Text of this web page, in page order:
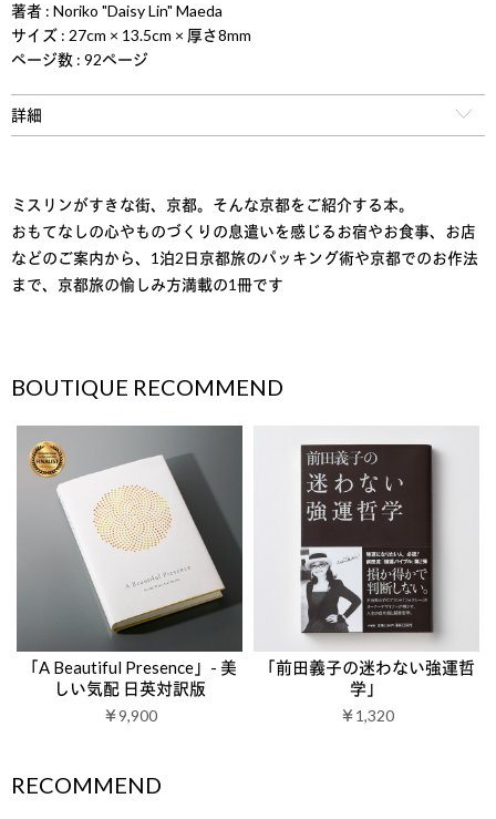
著者 : Noriko "Daisy Lin" Maeda
サイズ : 27cm × 13.5cm × 厚さ8mm
ページ数 : 92ページ
詳細
ミスリンがすきな街、京都。そんな京都をご紹介する本。
おもてなしの心やものづくりの息遣いを感じるお宿やお食事、お店
などのご案内から、1泊2日京都旅のパッキング術や京都でのお作法
まで、京都旅の愉しみ方満載の1冊です
BOUTIQUE RECOMMEND
「A Beautiful Presence」- 美
しい気配 日英対訳版
￥9,900
「前田義子の迷わない強運哲
学」
￥1,320
RECOMMEND